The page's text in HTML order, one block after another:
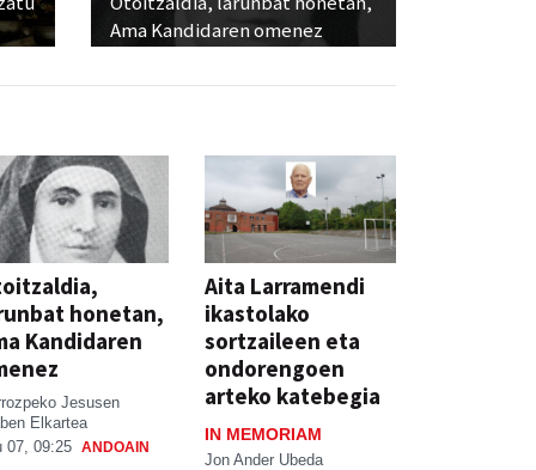
Ama Kandidaren omenez
honetan,
Kandidaren
Jesusen
Elkartea
07, 09:25 ANDOAIN
Aita Larramendi
ikastolako
sortzaileen eta
ondorengoen
arteko katebegia
IN MEMORIAM
Jon Ander Ubeda